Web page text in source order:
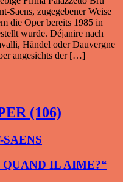
Saens, zugegebener Weise
die Oper bereits 1985 in
wurde. Déjanire nach
Händel oder Dauvergne
angesichts der […]
(106)
IL AIME?“